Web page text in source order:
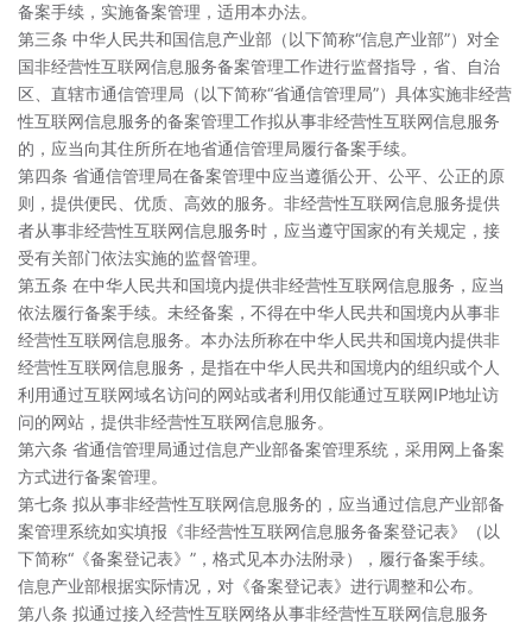
备案手续，实施备案管理，适用本办法。
第三条 中华人民共和国信息产业部（以下简称“信息产业部”）对全
国非经营性互联网信息服务备案管理工作进行监督指导，省、自治
区、直辖市通信管理局（以下简称“省通信管理局”）具体实施非经营
性互联网信息服务的备案管理工作拟从事非经营性互联网信息服务
的，应当向其住所所在地省通信管理局履行备案手续。
第四条 省通信管理局在备案管理中应当遵循公开、公平、公正的原
则，提供便民、优质、高效的服务。非经营性互联网信息服务提供
者从事非经营性互联网信息服务时，应当遵守国家的有关规定，接
受有关部门依法实施的监督管理。
第五条 在中华人民共和国境内提供非经营性互联网信息服务，应当
依法履行备案手续。未经备案，不得在中华人民共和国境内从事非
经营性互联网信息服务。本办法所称在中华人民共和国境内提供非
经营性互联网信息服务，是指在中华人民共和国境内的组织或个人
利用通过互联网域名访问的网站或者利用仅能通过互联网IP地址访
问的网站，提供非经营性互联网信息服务。
第六条 省通信管理局通过信息产业部备案管理系统，采用网上备案
方式进行备案管理。
第七条 拟从事非经营性互联网信息服务的，应当通过信息产业部备
案管理系统如实填报《非经营性互联网信息服务备案登记表》（以
下简称“《备案登记表》”，格式见本办法附录），履行备案手续。
信息产业部根据实际情况，对《备案登记表》进行调整和公布。
第八条 拟通过接入经营性互联网络从事非经营性互联网信息服务